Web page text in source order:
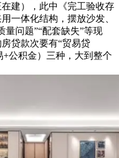
建），此中《完工验收存
一体化结构，摆放沙发、
量问题”“配套缺失”等现
贷款次要有“贸易贷
+公积金）三种，大到整个